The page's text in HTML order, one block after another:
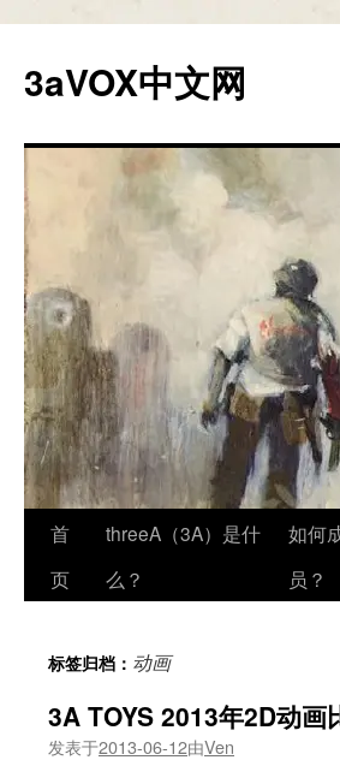
正
文
3aVOX中文网
首
页
threeA（3A）是什
么？
如何
员？
标签归档： 动画
3A TOYS 2013年2D动画
发表于2013-06-12由Ven